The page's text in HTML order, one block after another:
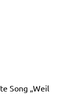
Song „Weil